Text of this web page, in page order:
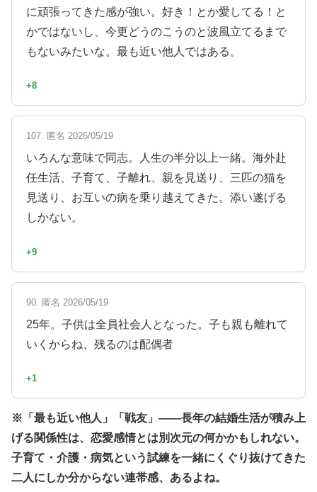
に頑張ってきた感が強い。好き！とか愛してる！と
かではないし、今更どうのこうのと波風立てるまで
もないみたいな。最も近い他人ではある。
+8
107. 匿名 2026/05/19
いろんな意味で同志。人生の半分以上一緒。海外赴
任生活、子育て、子離れ、親を見送り、三匹の猫を
見送り、お互いの病を乗り越えてきた。添い遂げる
しかない。
+9
90. 匿名 2026/05/19
25年。子供は全員社会人となった。子も親も離れて
いくからね、残るのは配偶者
+1
※「最も近い他人」「戦友」——長年の結婚生活が積み上
げる関係性は、恋愛感情とは別次元の何かかもしれない。
子育て・介護・病気という試練を一緒にくぐり抜けてきた
二人にしか分からない連帯感、あるよね。